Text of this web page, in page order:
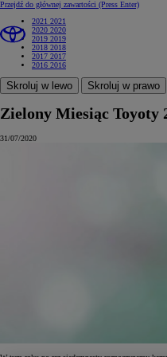
Przejdź do głównej zawartości (Press Enter)
2021 2021
2020 2020
2019 2019
2018 2018
2017 2017
2016 2016
Skroluj w lewo Skroluj w prawo
Zielony Miesiąc Toyoty
31/07/2020